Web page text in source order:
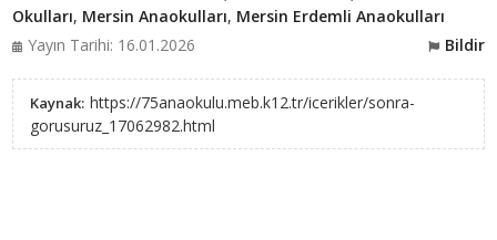
Okulları, Mersin Anaokulları, Mersin Erdemli Anaokulları
Bildir
Yayın Tarihi: 16.01.2026
Kaynak: https://75anaokulu.meb.k12.tr/icerikler/sonra-
gorusuruz_17062982.html